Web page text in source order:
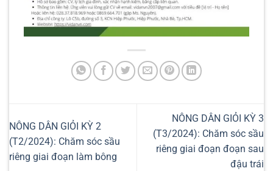
NÔNG DÂN GIỎI KỲ 2
(T2/2024): Chăm sóc sầu
riêng giai đoạn làm bông
NÔNG DÂN GIỎI KỲ 3
(T3/2024): Chăm sóc sầu
riêng giai đoạn đoạn sau
đậu trái